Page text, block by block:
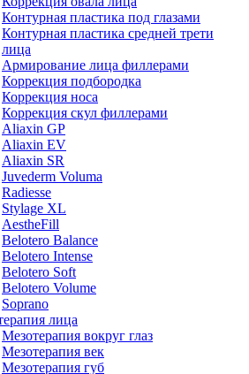
Контурная пластика под глазами
Контурная пластика средней трети
лица
Армирование лица филлерами
Коррекция подбородка
Коррекция носа
Коррекция скул филлерами
Aliaxin GP
Aliaxin EV
Aliaxin SR
Juvederm Voluma
Radiesse
Stylage XL
AestheFill
Belotero Balance
Belotero Intense
Belotero Soft
Belotero Volume
Soprano
лица
Мезотерапия вокруг глаз
Мезотерапия век
Мезотерапия губ